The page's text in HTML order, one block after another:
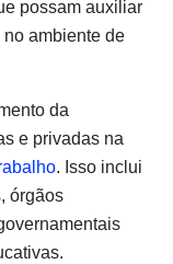
possam auxiliar
ambiente de
da
e privadas na
. Isso inclui
órgãos